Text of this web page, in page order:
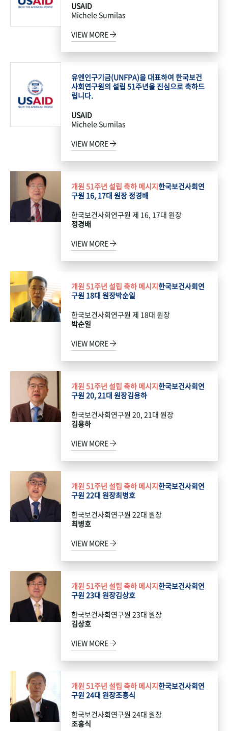
USAID
Michele Sumilas
VIEW MORE
유엔인구기금(UNFPA)을 대표하여 한국보건
사회연구원의 설립 51주년을 진심으로 축하드
립니다.
USAID
Michele Sumilas
VIEW MORE
개원 51주년 설립 축하 메시지한국보건사회연
구원 16, 17대 원장 정경배
한국보건사회연구원 제 16, 17대 원장
정경배
VIEW MORE
개원 51주년 설립 축하 메시지한국보건사회연
구원 18대 원장박순일
한국보건사회연구원 제 18대 원장
박순일
VIEW MORE
개원 51주년 설립 축하 메시지한국보건사회연
구원 20, 21대 원장김용하
한국보건사회연구원 20, 21대 원장
김용하
VIEW MORE
개원 51주년 설립 축하 메시지한국보건사회연
구원 22대 원장최병호
한국보건사회연구원 22대 원장
최병호
VIEW MORE
개원 51주년 설립 축하 메시지한국보건사회연
구원 23대 원장김상호
한국보건사회연구원 23대 원장
김상호
VIEW MORE
개원 51주년 설립 축하 메시지한국보건사회연
구원 24대 원장조흥식
한국보건사회연구원 24대 원장
조흥식